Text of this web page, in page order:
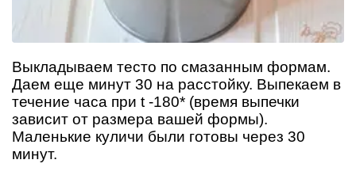
Выкладываем тесто по смазанным формам.
Даем еще минут 30 на расстойку. Выпекаем в
течение часа при t -180* (время выпечки
зависит от размера вашей формы).
Маленькие куличи были готовы через 30
минут.